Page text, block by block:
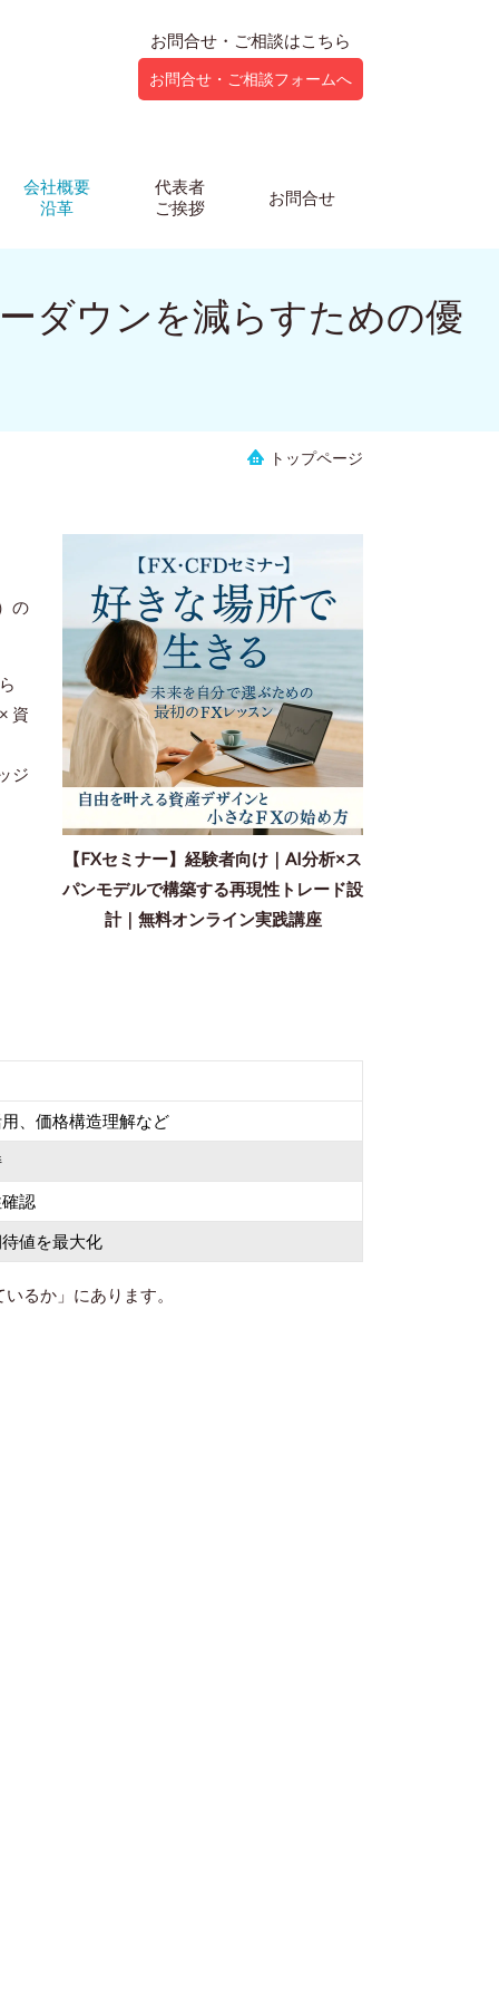
お問合せ・ご相談はこちら
お問合せ・ご相談フォームへ
会社概要
沿革
代表者
ご挨拶
お問合せ
ダウンを減らすための優
トップページ
【FXセミナー】経験者向け｜AI分析×ス
パンモデルで構築する再現性トレード設
計｜無料オンライン実践講座
の
資
ジ
、価格構造理解など
認
値を最大化
るか」にあります。